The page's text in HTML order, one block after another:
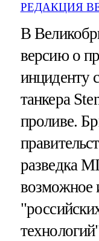
РЕДАКЦИЯ
В
версию о
инциденту
танкера
проливе.
разведка
возможное